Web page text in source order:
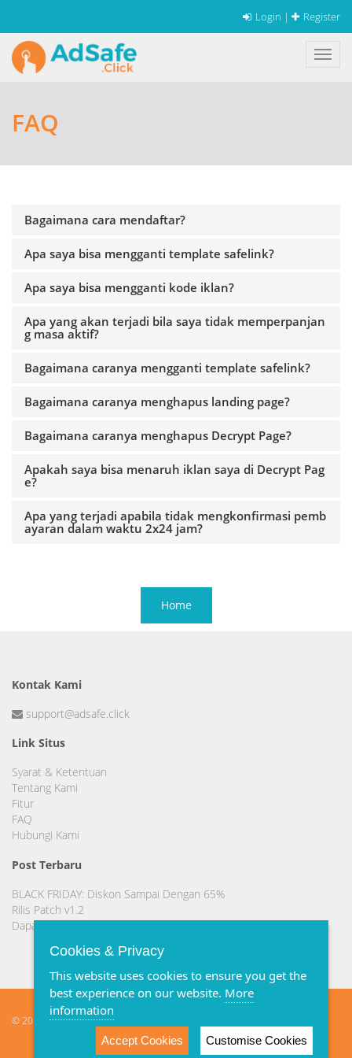
Login | Register
FAQ
Bagaimana cara mendaftar?
Apa saya bisa mengganti template safelink?
Apa saya bisa mengganti kode iklan?
Apa yang akan terjadi bila saya tidak memperpanjan
g masa aktif?
Bagaimana caranya mengganti template safelink?
Bagaimana caranya menghapus landing page?
Bagaimana caranya menghapus Decrypt Page?
Apakah saya bisa menaruh iklan saya di Decrypt Pag
e?
Apa yang terjadi apabila tidak mengkonfirmasi pemb
ayaran dalam waktu 2x24 jam?
Home
Kontak Kami
support@adsafe.click
Link Situs
Syarat & Ketentuan
Tentang Kami
Fitur
FAQ
Hubungi Kami
Post Terbaru
BLACK FRIDAY: Diskon Sampai Dengan 65%
Rilis Patch v1.2
Dapatkan Domain .TECH atau .ME Gratis!!!
© 2016 - 2018AdSafe Click
Cookies & Privacy
This website uses cookies to ensure you get the
best experience on our website. More
information
Accept Cookies Customise Cookies